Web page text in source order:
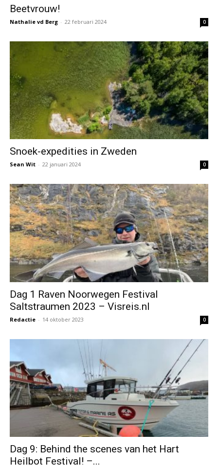
Beetvrouw!
Nathalie vd Berg - 22 februari 2024 0
Snoek-expedities in Zweden
Sean Wit - 22 januari 2024 0
Dag 1 Raven Noorwegen Festival
Saltstraumen 2023 – Visreis.nl
Redactie - 14 oktober 2023 0
Dag 9: Behind the scenes van het Hart
Heilbot Festival! –...